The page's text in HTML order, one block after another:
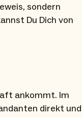
sondern
Du Dich von
ankommt. Im
direkt und